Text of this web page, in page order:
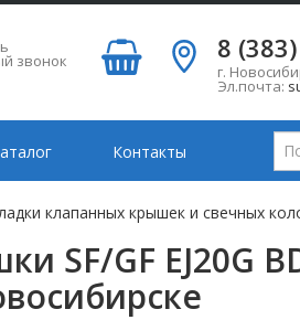
звонок 8
г.
Эл.почта:
Контакты
клапанных крышек и свечных
SF/GF EJ20G